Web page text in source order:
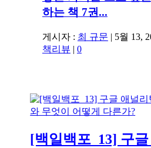
하는 책 7권...
게시자 : 최 규문 | 5월 13,
책리뷰 | 0
[백일백포_13] 구